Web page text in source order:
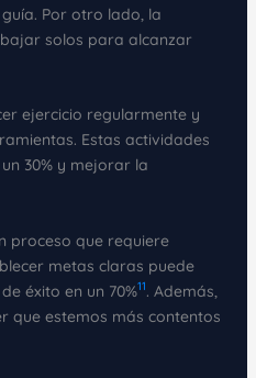
Por otro lado, la
solos para alcanzar
ejercicio regularmente y
Estas actividades
30% y mejorar la
proceso que requiere
metas claras puede
éxito en un 70%11. Además,
que estemos más contentos